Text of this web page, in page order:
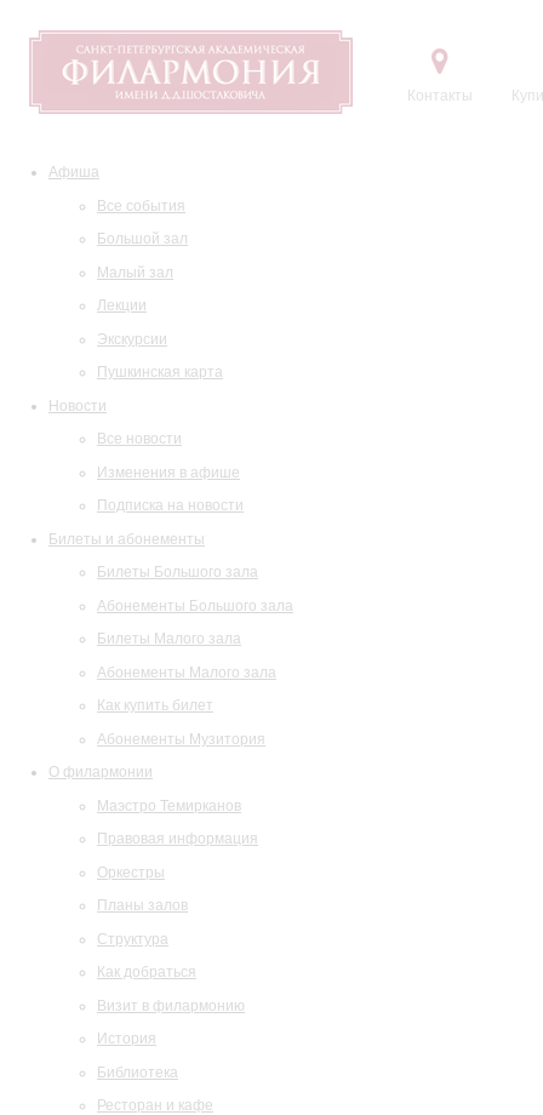
Контакты
Афиша
Все события
Большой зал
Малый зал
Лекции
Экскурсии
Пушкинская карта
Новости
Все новости
Изменения в афише
Подписка на новости
Билеты и абонементы
Билеты Большого зала
Абонементы Большого зала
Билеты Малого зала
Абонементы Малого зала
Как купить билет
Абонементы Музитория
О филармонии
Маэстро Темирканов
Правовая информация
Оркестры
Планы залов
Структура
Как добраться
Визит в филармонию
История
Библиотека
Ресторан и кафе